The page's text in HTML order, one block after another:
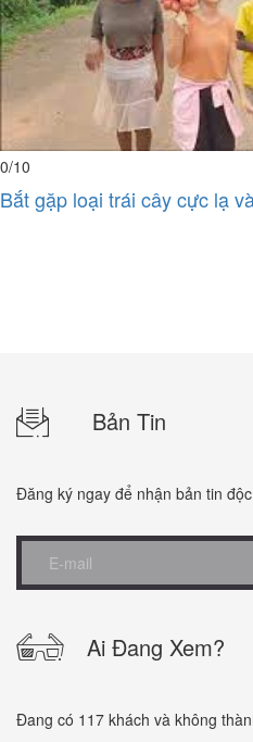
0/10
Bắt gặp loại trái cây cực lạ
Bản Tin
Đăng ký ngay để nhận bản tin
Ai Đang Xem?
Đang có 117 khách và không